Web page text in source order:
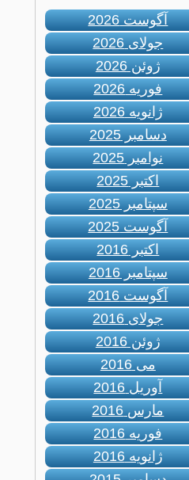
آگوست 2026
جولای 2026
ژوئن 2026
فوریه 2026
ژانویه 2026
دسامبر 2025
نوامبر 2025
اکتبر 2025
سپتامبر 2025
آگوست 2025
اکتبر 2016
سپتامبر 2016
آگوست 2016
جولای 2016
ژوئن 2016
می 2016
آوریل 2016
مارس 2016
فوریه 2016
ژانویه 2016